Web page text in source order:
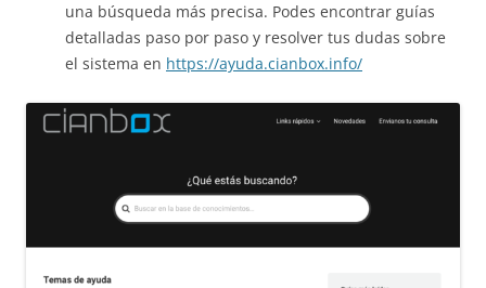
una búsqueda más precisa. Podes encontrar guías
detalladas paso por paso y resolver tus dudas sobre
el sistema en https://ayuda.cianbox.info/